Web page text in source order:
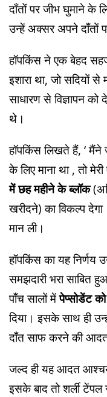
दाँतों पर जीभ घुमाने के
उन्हें अक्सर अपने दाँतों
हॉपकिंस ने एक बेहद
इशारा था, जो सदियों
साधारण से विज्ञापन
थे।
हॉपकिंस लिखते हैं, ‘ मैंने
के लिए माना था , तो
में छह महीने के ब्लॉक
खरीदने) का विकल्प
मान ली।
हॉपकिंस का यह निर्णय
समझदारी भरा साबित
पाँच सालों मेंपेप्सोडेंट
दिया। इसके साथ ही
दाँत साफ करने की
जल्द ही यह आदत
इसके बाद तो शर्ली